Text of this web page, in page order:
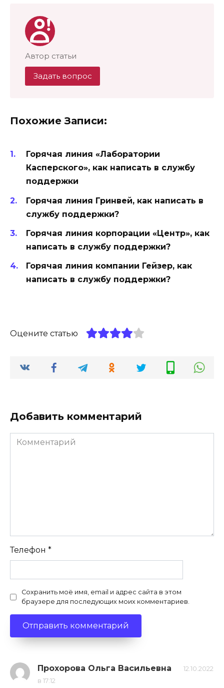
Автор статьи
Задать вопрос
Похожие Записи:
Горячая линия «Лаборатории
Касперского», как написать в службу
поддержки
Горячая линия Гринвей, как написать в
службу поддержки?
Горячая линия корпорации «Центр», как
написать в службу поддержки?
Горячая линия компании Гейзер, как
написать в службу поддержки?
Оцените статью
Добавить комментарий
Комментарий
Телефон *
Сохранить моё имя, email и адрес сайта в этом
браузере для последующих моих комментариев.
Прохорова Ольга Васильевна
12.10.2022
в 17:12